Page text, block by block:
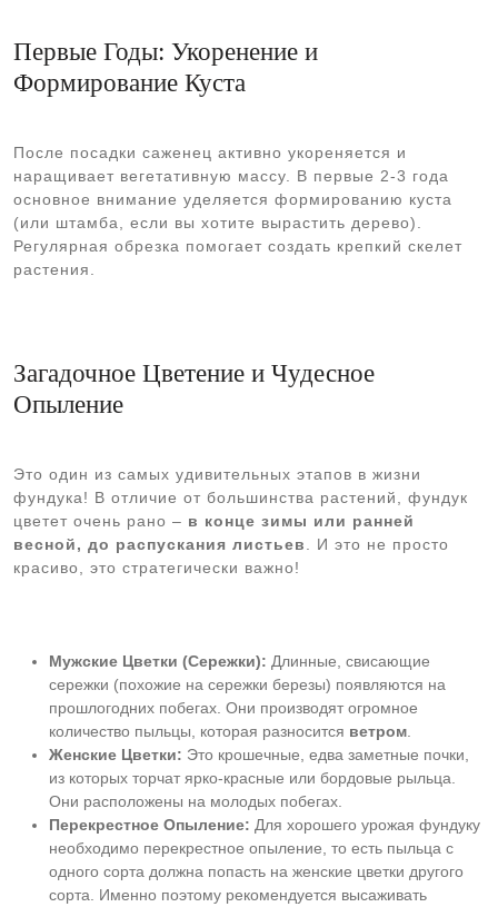
Первые Годы: Укоренение и
Формирование Куста
После посадки саженец активно укореняется и
наращивает вегетативную массу. В первые 2-3 года
основное внимание уделяется формированию куста
(или штамба, если вы хотите вырастить дерево).
Регулярная обрезка помогает создать крепкий скелет
растения.
Загадочное Цветение и Чудесное
Опыление
Это один из самых удивительных этапов в жизни
фундука! В отличие от большинства растений, фундук
цветет очень рано – в конце зимы или ранней
весной, до распускания листьев
. И это не просто
красиво, это стратегически важно!
Мужские Цветки (Сережки): Длинные, свисающие
сережки (похожие на сережки березы) появляются на
прошлогодних побегах. Они производят огромное
количество пыльцы, которая разносится ветром
Женские Цветки: Это крошечные, едва заметные почки,
из которых торчат ярко-красные или бордовые рыльца.
Они расположены на молодых побегах.
Перекрестное Опыление: Для хорошего урожая фундуку
необходимо перекрестное опыление, то есть пыльца с
одного сорта должна попасть на женские цветки другого
сорта. Именно поэтому рекомендуется высаживать